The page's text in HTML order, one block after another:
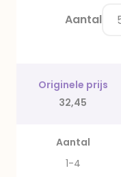
Aantal
Originele prijs
32,45
Aantal
1-4